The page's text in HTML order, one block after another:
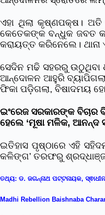
ଏହା ଥିଲା କୃଷ୍ଣପକ୍ଷ। ଅତି
କେତେକଙ୍କ ବନ୍ଧୁକ ଜବତ
କରାୟତ୍ତ କରିନେଲେ।
ସେଦିନ ମଢି ସହରରୁ ଉଠୁଥିବା
ଆନ୍ଦୋଳନ ଆହୁରି
ଫିକା ପଡ଼ିଗଲା, ବିଷାଦମୟ
ଇଂରେଜ ସରକାରଙ୍କ ବିଚାର
ହେଲେ ‘ମୂଷା ମଳିକ, ଆନନ୍ଦ
ଇତିହାସ ପୃଷ୍ଠାରେ ଏହି
କଳିଙ୍ଗ’ ତରଫରୁ
ତଥ୍ୟ: ଡ. ଜଗନ୍ନାଥ ପଟ୍ଟନାୟକ,
Madhi Rebellion Baishnaba